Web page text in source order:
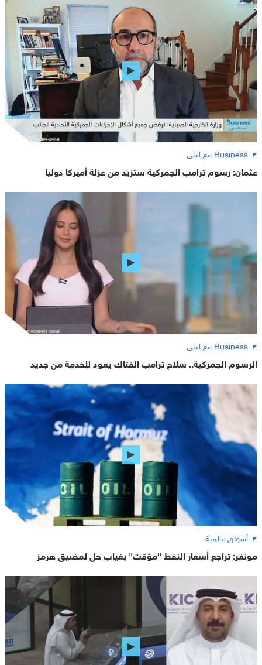
Business مع لبنى
عثمان: رسوم ترامب الجمركية ستزيد من عزلة أميركا دوليا
Business مع لبنى
الرسوم الجمركية.. سلاح ترامب الفتاك يعود للخدمة من جديد
أسواق عالمية
مونغر: تراجع أسعار النفط "مؤقت" بغياب حل لمضيق هرمز